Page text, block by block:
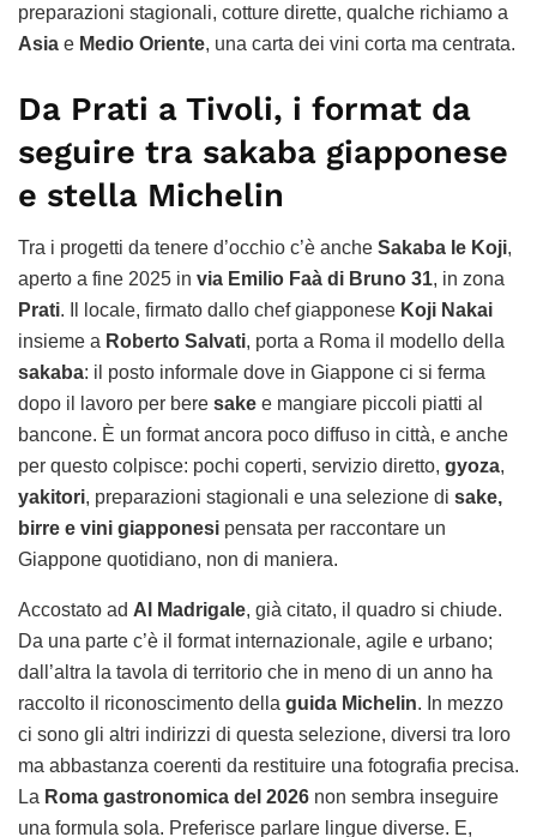
preparazioni stagionali, cotture dirette, qualche richiamo a
Asia e Medio Oriente, una carta dei vini corta ma centrata.
Da Prati a Tivoli, i format da
seguire tra sakaba giapponese
e stella Michelin
Tra i progetti da tenere d’occhio c’è anche Sakaba Ie Koji,
aperto a fine 2025 in via Emilio Faà di Bruno 31, in zona
Prati. Il locale, firmato dallo chef giapponese Koji Nakai
insieme a Roberto Salvati, porta a Roma il modello della
sakaba: il posto informale dove in Giappone ci si ferma
dopo il lavoro per bere sake e mangiare piccoli piatti al
bancone. È un format ancora poco diffuso in città, e anche
per questo colpisce: pochi coperti, servizio diretto, gyoza,
yakitori, preparazioni stagionali e una selezione di sake,
birre e vini giapponesi pensata per raccontare un
Giappone quotidiano, non di maniera.
Accostato ad Al Madrigale, già citato, il quadro si chiude.
Da una parte c’è il format internazionale, agile e urbano;
dall’altra la tavola di territorio che in meno di un anno ha
raccolto il riconoscimento della guida Michelin. In mezzo
ci sono gli altri indirizzi di questa selezione, diversi tra loro
ma abbastanza coerenti da restituire una fotografia precisa.
La Roma gastronomica del 2026 non sembra inseguire
una formula sola. Preferisce parlare lingue diverse. E,